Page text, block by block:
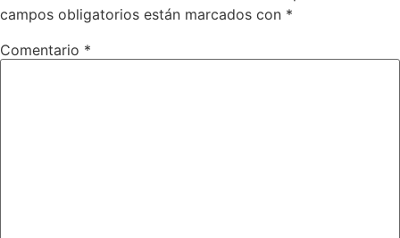
campos obligatorios están marcados con *
Comentario *